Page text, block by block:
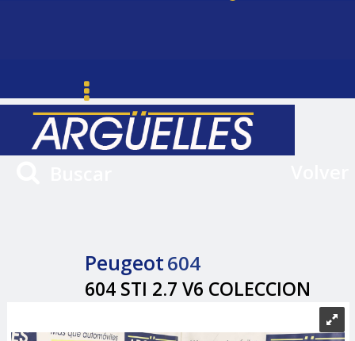
Peugeot604
604 STI 2.7 V6 COLECCION